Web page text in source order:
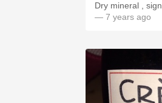
Dry mineral ,
— 7 years ago